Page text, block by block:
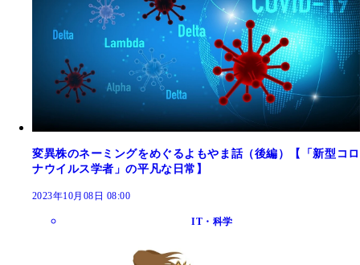
変異株のネーミングをめぐるよもやま話（後編）【「新型コロ
ナウイルス学者」の平凡な日常】
2023年10月08日 08:00
IT・科学